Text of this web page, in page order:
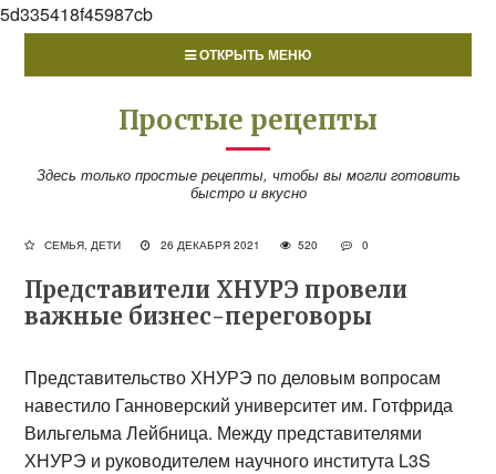
5d335418f45987cb
ОТКРЫТЬ МЕНЮ
Простые рецепты
Здесь только простые рецепты, чтобы вы могли готовить
быстро и вкусно
СЕМЬЯ, ДЕТИ 26 ДЕКАБРЯ 2021 520 0
Представители ХНУРЭ провели
важные бизнес-переговоры
Представительство ХНУРЭ по деловым вопросам
навестило Ганноверский университет им. Готфрида
Вильгельма Лейбница. Между представителями
ХНУРЭ и руководителем научного института L3S